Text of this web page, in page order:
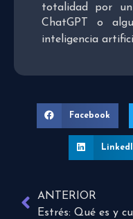
totalidad por
ChatGPT o
inteligencia
Facebook
ANTERIOR